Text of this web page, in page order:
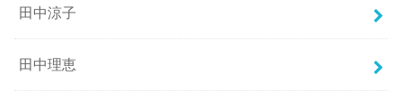
田中涼子
田中理恵